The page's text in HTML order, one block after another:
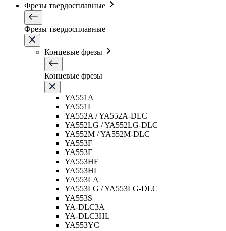
Фрезы твердосплавные
Фрезы твердосплавные
Концевые фрезы
Концевые фрезы
YA551A
YA551L
YA552A / YA552A-DLC
YA552LG / YA552LG-DLC
YA552M / YA552M-DLC
YA553F
YA553E
YA553HE
YA553HL
YA553LA
YA553LG / YA553LG-DLC
YA553S
YA-DLC3A
YA-DLC3HL
YA553YC